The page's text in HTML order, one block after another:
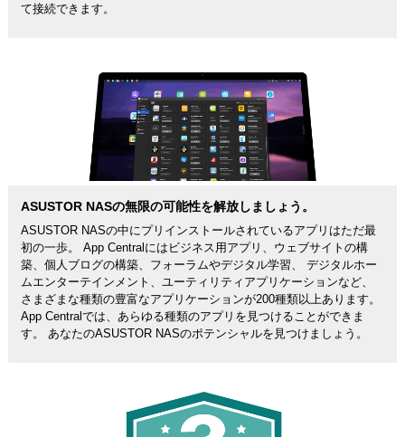
て接続できます。
ASUSTOR NASの無限の可能性を解放しましょう。
ASUSTOR NASの中にプリインストールされているアプリはただ最
初の一歩。 App Centralにはビジネス用アプリ、ウェブサイトの構
築、個人ブログの構築、フォーラムやデジタル学習、 デジタルホー
ムエンターテインメント、ユーティリティアプリケーションなど、
さまざまな種類の豊富なアプリケーションが200種類以上あります。
App Centralでは、あらゆる種類のアプリを見つけることができま
す。 あなたのASUSTOR NASのポテンシャルを見つけましょう。